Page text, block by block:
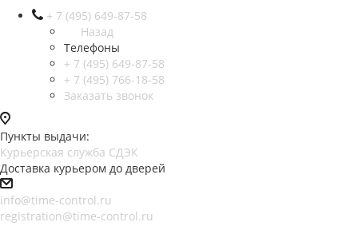
+ 7 (495) 649-87-58
Назад
Телефоны
+ 7 (495) 649-87-58
+ 7 (495) 766-18-58
Заказать звонок
Пункты выдачи:
Курьерская служба СДЭК
Доставка курьером до дверей
info@time-control.ru
registration@time-control.ru